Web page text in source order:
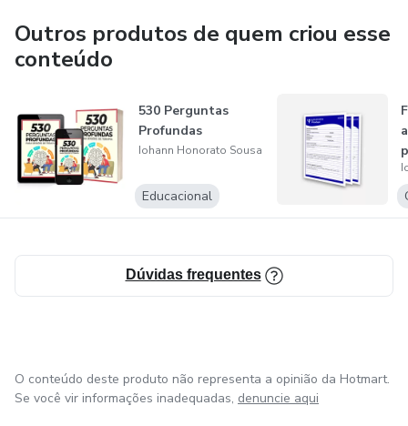
Outros produtos de quem criou esse
conteúdo
530 Perguntas
Profundas
Iohann Honorato Sousa
Educacional
Dúvidas frequentes
O conteúdo deste produto não representa a opinião da Hotmart.
Se você vir informações inadequadas, denuncie aqui